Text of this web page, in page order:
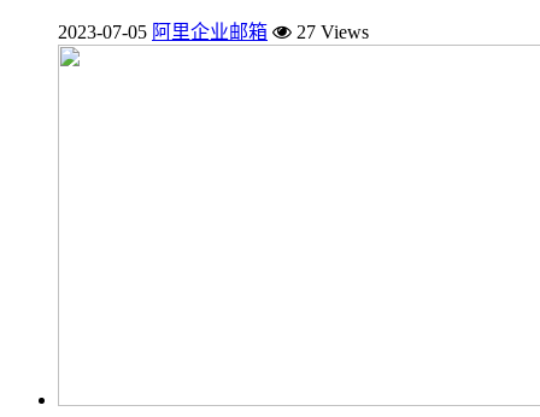
2023-07-05 阿里企业邮箱 27 Views